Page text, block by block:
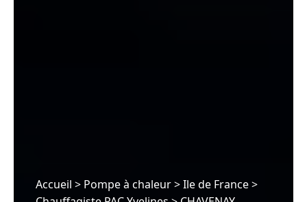
Accueil > Pompe à chaleur>Ile de France>